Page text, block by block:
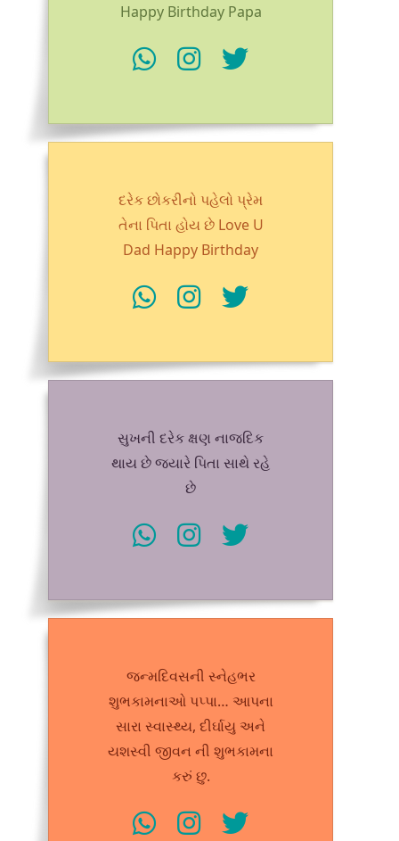
Happy Birthday Papa
દરેક છોકરીનો પહેલો પ્રેમ
તેના પિતા હોય છે Love U
Dad Happy Birthday
સુખની દરેક ક્ષણ નાજદિક
થાય છે જ્યારે પિતા સાથે રહે
છે
જન્મદિવસની સ્નેહભર
શુભકામનાઓ પપ્પા… આપના
સારા સ્વાસ્થ્ય, દીર્ઘાયુ અને
યશસ્વી જીવન ની શુભકામના
કરું છુ.